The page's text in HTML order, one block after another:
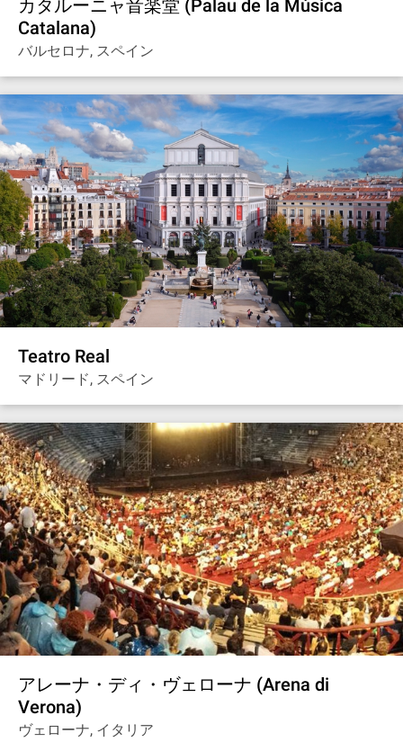
カタルーニャ音楽堂 (Palau de la Música
Catalana)
バルセロナ, スペイン
Teatro Real
マドリード, スペイン
アレーナ・ディ・ヴェローナ (Arena di
Verona)
ヴェローナ, イタリア